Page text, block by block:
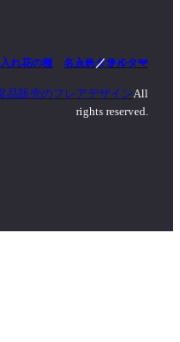
れ花の種 名入れタオル
マッチ／ライター
品販売のフレアデザインAll
rights reserved.